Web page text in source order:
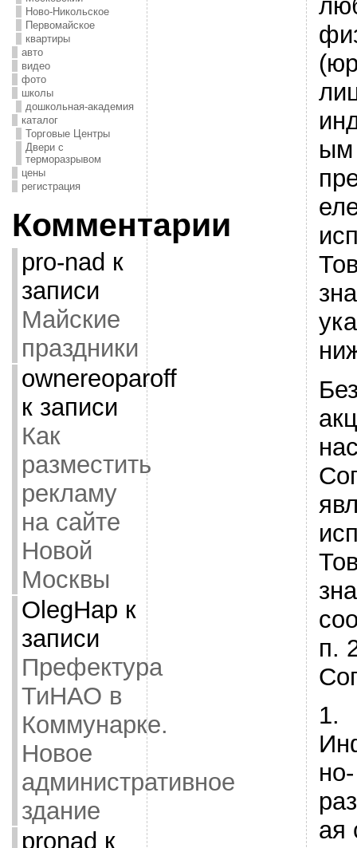
Ново-Никольское
Первомайское
квартиры
авто
видео
фото
школы
дошкольная-академия
каталог
Торговые Центры
Двери с
терморазрывом
цены
регистрация
Комментарии
pro-nad к
записи
Майские
праздники
ownereoparoff
к записи
Как
разместить
рекламу
на сайте
Новой
Москвы
OlegHap к
записи
Префектура
ТиНАО в
Коммунарке.
Новое
административное
здание
pronad к
ым
п.
1.
но-
ая